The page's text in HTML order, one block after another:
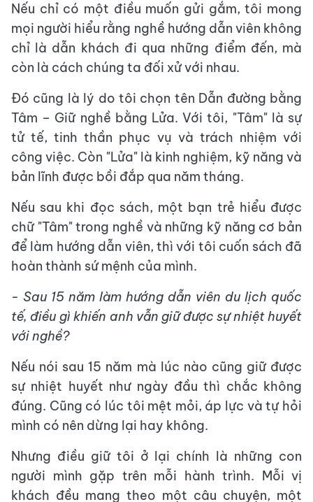
Nếu chỉ có một điều muốn gửi gắm, tôi mong
mọi người hiểu rằng nghề hướng dẫn viên không
chỉ là dẫn khách đi qua những điểm đến, mà
còn là cách chúng ta đối xử với nhau.
Đó cũng là lý do tôi chọn tên Dẫn đường bằng
Tâm – Giữ nghề bằng Lửa. Với tôi, "Tâm" là sự
tử tế, tinh thần phục vụ và trách nhiệm với
công việc. Còn "Lửa" là kinh nghiệm, kỹ năng và
bản lĩnh được bồi đắp qua năm tháng.
Nếu sau khi đọc sách, một bạn trẻ hiểu được
chữ "Tâm" trong nghề và những kỹ năng cơ bản
để làm hướng dẫn viên, thì với tôi cuốn sách đã
hoàn thành sứ mệnh của mình.
- Sau 15 năm làm hướng dẫn viên du lịch quốc
tế, điều gì khiến anh vẫn giữ được sự nhiệt huyết
với nghề?
Nếu nói sau 15 năm mà lúc nào cũng giữ được
sự nhiệt huyết như ngày đầu thì chắc không
đúng. Cũng có lúc tôi mệt mỏi, áp lực và tự hỏi
mình có nên dừng lại hay không.
Nhưng điều giữ tôi ở lại chính là những con
người mình gặp trên mỗi hành trình. Mỗi vị
khách đều mang theo một câu chuyện, một